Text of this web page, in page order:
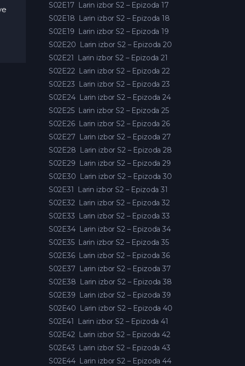
S02E17 Larin izbor S2 – Epizoda 17
S02E18 Larin izbor S2 – Epizoda 18
S02E19 Larin izbor S2 – Epizoda 19
S02E20 Larin izbor S2 – Epizoda 20
S02E21
Larin izbor S2 – Epizoda 21
S02E22 Larin izbor S2 – Epizoda 22
S02E23 Larin izbor S2 – Epizoda 23
S02E24 Larin izbor S2 – Epizoda 24
S02E25 Larin izbor S2 – Epizoda 25
S02E26 Larin izbor S2 – Epizoda 26
S02E27 Larin izbor S2 – Epizoda 27
S02E28 Larin izbor S2 – Epizoda 28
S02E29 Larin izbor S2 – Epizoda 29
S02E30 Larin izbor S2 – Epizoda 30
S02E31
Larin izbor S2 – Epizoda 31
S02E32 Larin izbor S2 – Epizoda 32
S02E33 Larin izbor S2 – Epizoda 33
S02E34 Larin izbor S2 – Epizoda 34
S02E35 Larin izbor S2 – Epizoda 35
S02E36 Larin izbor S2 – Epizoda 36
S02E37 Larin izbor S2 – Epizoda 37
S02E38 Larin izbor S2 – Epizoda 38
S02E39 Larin izbor S2 – Epizoda 39
S02E40 Larin izbor S2 – Epizoda 40
S02E41
Larin izbor S2 – Epizoda 41
S02E42 Larin izbor S2 – Epizoda 42
S02E43 Larin izbor S2 – Epizoda 43
S02E44 Larin izbor S2 – Epizoda 44